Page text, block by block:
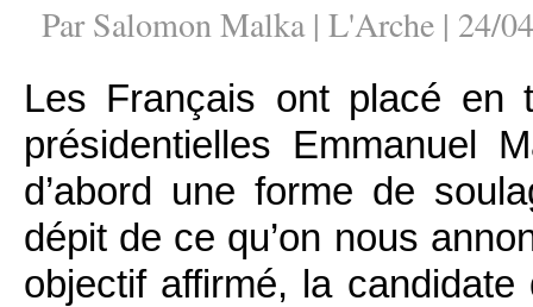
Par Salomon Malka | L'Arche | 24/
Les Français ont placé en
présidentielles Emmanuel
d’abord une forme de
dépit de ce qu’on nous
objectif affirmé, la